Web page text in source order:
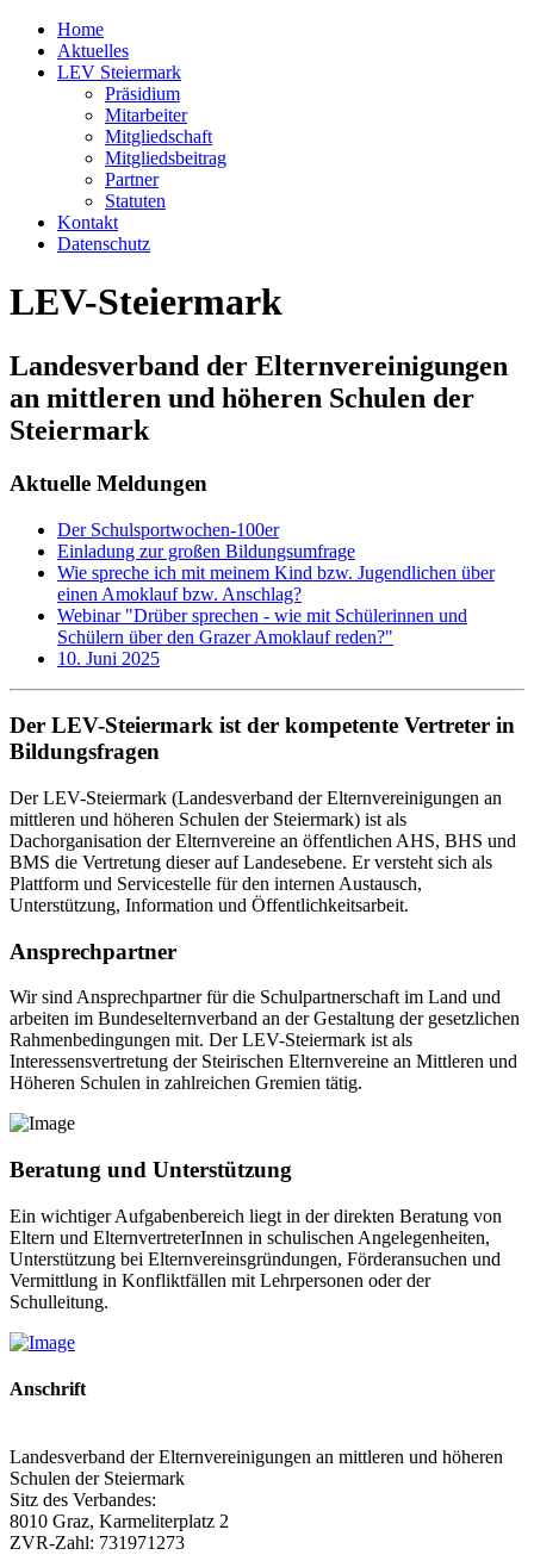
Home
Aktuelles
LEV Steiermark
Präsidium
Mitarbeiter
Mitgliedschaft
Mitgliedsbeitrag
Partner
Statuten
Kontakt
Datenschutz
LEV-Steiermark
Landesverband der Elternvereinigungen
an mittleren und höheren Schulen der
Steiermark
Aktuelle Meldungen
Der Schulsportwochen-100er
Einladung zur großen Bildungsumfrage
Wie spreche ich mit meinem Kind bzw. Jugendlichen über
einen Amoklauf bzw. Anschlag?
Webinar "Drüber sprechen - wie mit Schülerinnen und
Schülern über den Grazer Amoklauf reden?"
10. Juni 2025
Der LEV-Steiermark ist der kompetente Vertreter in
Bildungsfragen
Der LEV-Steiermark (Landesverband der Elternvereinigungen an
mittleren und höheren Schulen der Steiermark) ist als
Dachorganisation der Elternvereine an öffentlichen AHS, BHS und
BMS die Vertretung dieser auf Landesebene. Er versteht sich als
Plattform und Servicestelle für den internen Austausch,
Unterstützung, Information und Öffentlichkeitsarbeit.
Ansprechpartner
Wir sind Ansprechpartner für die Schulpartnerschaft im Land und
arbeiten im Bundeselternverband an der Gestaltung der gesetzlichen
Rahmenbedingungen mit. Der LEV-Steiermark ist als
Interessensvertretung der Steirischen Elternvereine an Mittleren und
Höheren Schulen in zahlreichen Gremien tätig.
Beratung und Unterstützung
Ein wichtiger Aufgabenbereich liegt in der direkten Beratung von
Eltern und ElternvertreterInnen in schulischen Angelegenheiten,
Unterstützung bei Elternvereinsgründungen, Förderansuchen und
Vermittlung in Konfliktfällen mit Lehrpersonen oder der
Schulleitung.
Anschrift
Landesverband der Elternvereinigungen an mittleren und höheren
Schulen der Steiermark
Sitz des Verbandes:
8010 Graz, Karmeliterplatz 2
ZVR-Zahl: 731971273